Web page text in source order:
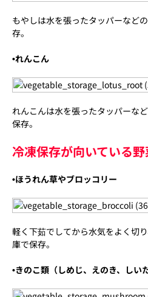
もやしは水を張ったタッパーなど
存。
•れんこん
れんこんは水を張ったタッパーな
保存。
冷凍保存が向いている
•ほうれん草やブロッコリー
軽く下茹でしてから水気をよく切
庫で保存。
•きのこ類（しめじ、えのき、しい